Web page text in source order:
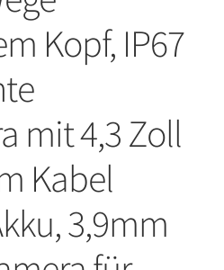
Kopf, IP67
mit 4,3 Zoll
Kabel
3,9mm